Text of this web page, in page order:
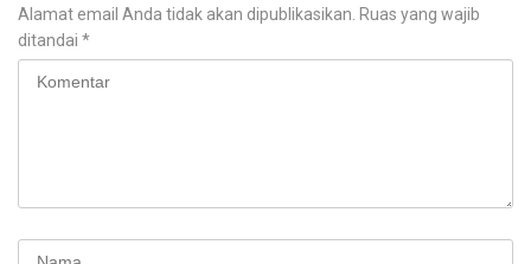
Alamat email Anda tidak akan dipublikasikan. Ruas yang wajib
ditandai *